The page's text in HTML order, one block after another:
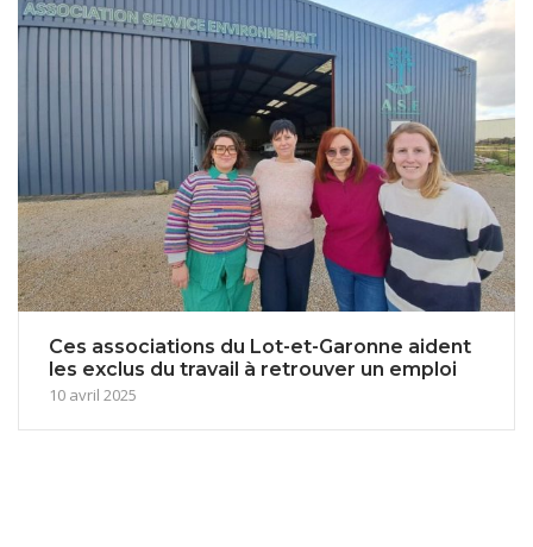
Ces associations du Lot-et-Garonne aident
les exclus du travail à retrouver un emploi
10 avril 2025